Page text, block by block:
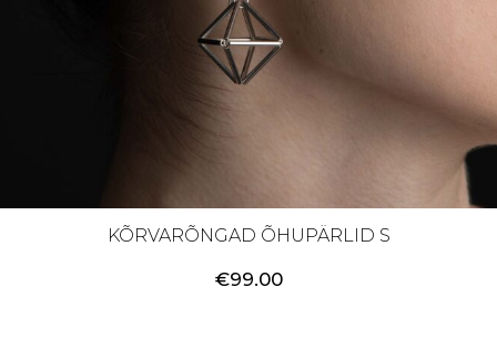
KÕRVARÕNGAD ÕHUPÄRLID S
€99.00